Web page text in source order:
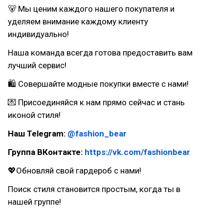
🐻 Мы ценим каждого нашего покупателя и
уделяем внимание каждому клиенту
индивидуально!
Наша команда всегда готова предоставить вам
лучший сервис!
🛍 Совершайте модные покупки вместе с нами!
💌 Присоединяйся к нам прямо сейчас и стань
иконой стиля!
Наш Telegram: @fashion_bear
Группа ВКонтакте: https://vk.com/fashionbear
💖Обновляй свой гардероб с нами!
Поиск стиля становится простым, когда ты в
нашей группе!